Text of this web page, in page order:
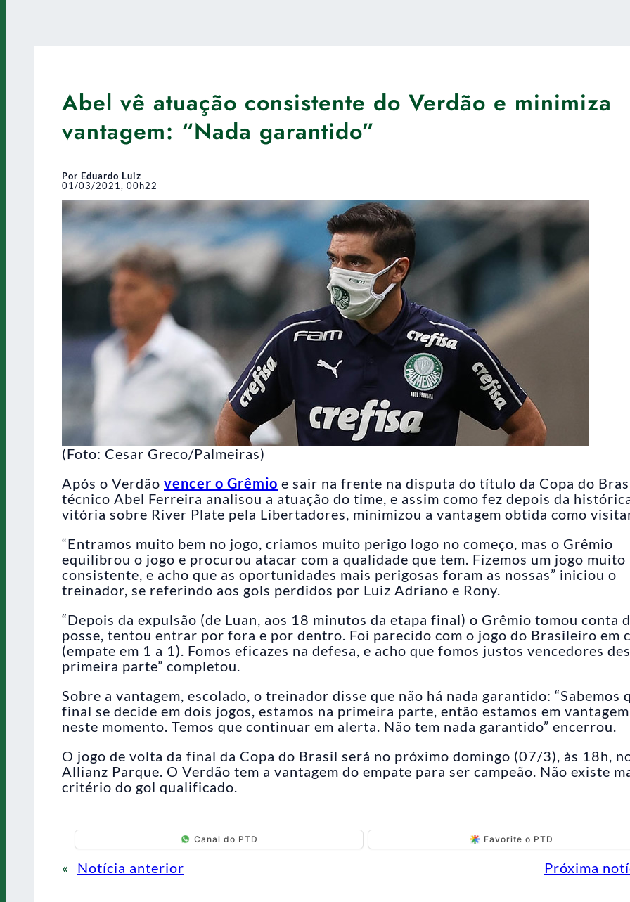
Abel vê atuação consistente do Verdão e minimiza
vantagem: “Nada garantido”
Por Eduardo Luiz
01/03/2021, 00h22
(Foto: Cesar Greco/Palmeiras)
Após o Verdão vencer o Grêmio e sair na frente na disputa do título da Copa do
técnico Abel Ferreira analisou a atuação do time, e assim como fez depois da
vitória sobre River Plate pela Libertadores, minimizou a vantagem obtida como
“Entramos muito bem no jogo, criamos muito perigo logo no começo, mas o Grêmio
equilibrou o jogo e procurou atacar com a qualidade que tem. Fizemos um jogo muito
consistente, e acho que as oportunidades mais perigosas foram as nossas” iniciou o
treinador, se referindo aos gols perdidos por Luiz Adriano e Rony.
“Depois da expulsão (de Luan, aos 18 minutos da etapa final) o Grêmio tomou conta
posse, tentou entrar por fora e por dentro. Foi parecido com o jogo do Brasileiro em
(empate em 1 a 1). Fomos eficazes na defesa, e acho que fomos justos vencedores
primeira parte” completou.
Sobre a vantagem, escolado, o treinador disse que não há nada garantido: “Sabemos
final se decide em dois jogos, estamos na primeira parte, então estamos em vantagem
neste momento. Temos que continuar em alerta. Não tem nada garantido” encerrou.
O jogo de volta da final da Copa do Brasil será no próximo domingo (07/3), às 18h,
Allianz Parque. O Verdão tem a vantagem do empate para ser campeão. Não existe
critério do gol qualificado.
Canal do PTD Favorite o PTD
« Notícia anterior Próxima